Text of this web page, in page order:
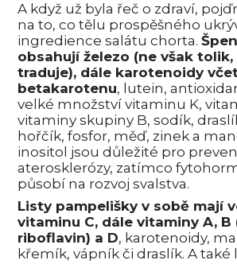
A když už byla řeč o zdraví,
na to, co tělu prospěšného
ingredience salátu chorta.
obsahují železo (ne však
traduje), dále karotenoidy
betakarotenu, lutein,
velké množství vitaminu K,
vitaminy skupiny B, sodík,
hořčík, fosfor, měď, zinek a
inositol jsou důležité pro
aterosklerózy, zatímco
působí na rozvoj svalstva.
Listy pampelišky v sobě mají
vitaminu C, dále vitaminy A, B
riboflavin) a D, karotenoidy,
křemík, vápník či draslík. A také